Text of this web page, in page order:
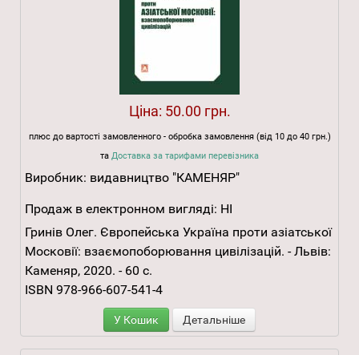
Ціна: 50.00 грн.
плюс до вартості замовленного - обробка замовлення (від 10 до 40 грн.)
та Доставка за тарифами перевізника
Виробник: видавництво "КАМЕНЯР"
Продаж в електронном вигляді: НІ
Гринів Олег. Європейська Україна проти азіатської
Московії: взаємопоборювання цивілізацій. - Львів:
Каменяр, 2020. - 60 с.
ISBN 978-966-607-541-4
У Кошик Детальніше